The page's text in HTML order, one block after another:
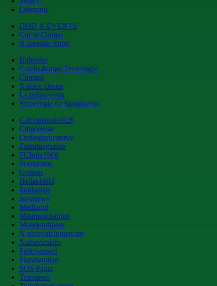
Dilettanti
DDD X EVENTS
Cur in Campo
Nazionale Attori
Rubriche
Calcio &amp; Tecnologia
Cinegol
Nomen Omen
La prima volta
Etimologie da Spogliatoio
Calcionapoli1926
Cittaceleste
Derbyderbyderby
Fantamagazine
FCInter1908
Forzaroma
Golssip
Hellas1903
Ilmilanista
Juvenews
Mediagol
Milanistichannel
Mondoudinese
Notiziecalciomercato
Numericalcio
Padovasport
Pianetamilan
SOS Fanta
Toronews